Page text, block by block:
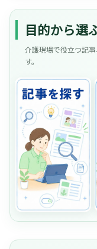
目的から選
介護現場で役立つ記
す。